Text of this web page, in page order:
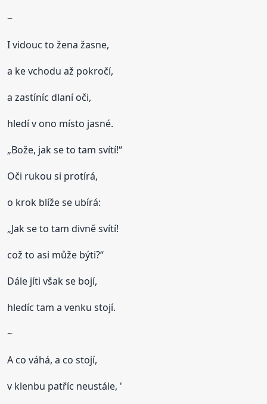
~
I vidouc to žena žasne,
a ke vchodu až pokročí,
a zastíníc dlaní oči,
hledí v ono místo jasné.
„Bože, jak se to tam svítí!“
Oči rukou si protírá,
o krok blíže se ubírá:
„Jak se to tam divně svítí!
což to asi může býti?“
Dále jíti však se bojí,
hledíc tam a venku stojí.
~
A co váhá, a co stojí,
v klenbu patříc neustále, '